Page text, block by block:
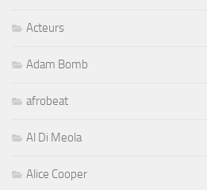
Acteurs
Adam Bomb
afrobeat
Al Di Meola
Alice Cooper